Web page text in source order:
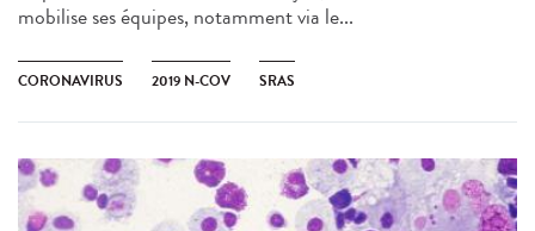
mobilise ses équipes, notamment via le...
CORONAVIRUS 2019 N-COV SRAS